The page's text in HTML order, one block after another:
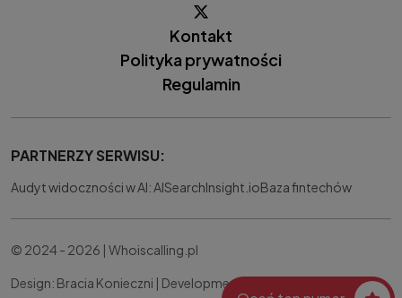
Kontakt
Polityka prywatności
Regulamin
PARTNERZY SERWISU:
Audyt widoczności w AI: AISearchInsight.ioBaza fintechów
© 2024 - 2026 | Whoiscalling.pl
Design: Bracia Konieczni | Development: